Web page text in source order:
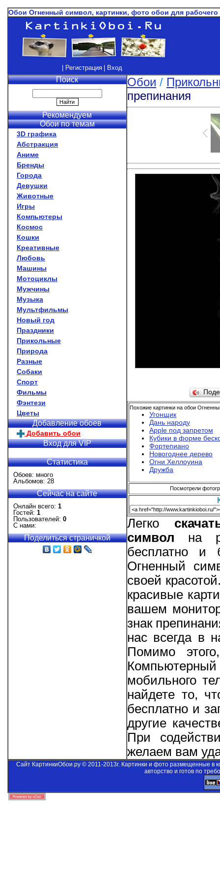
Обои Огненный символ, картинки, фото обои для
| Регистрация | Вход
Поиск
Рекомендуем
Обои по темам
3D графика
Абстракция
Аниме
Бренды
Города
Девушки
Животные
Игры
Компьютеры
Космос
Кошки
Креативные
Любовь
Машины
Мотоциклы
Мужчины
Музыка
Мультфильмы
Новый год
Праздники
Прикольные
Природа
Разные
Собаки
Спорт
Фильмы
Фэнтези
Цветы
Добавление обоев
Добавить обои
Вход для VIP
Статистика
Обоев: много
Альбомов: 28
Сейчас на сайте
Онлайн всего: 1
Гостей: 1
Пользователей: 0
С нами:
Поделиться страничкой
Обои /
препинания
Похожие картинки на обои
Угонщик
Дань народу
Аpple под запретом
Кубики в форме
Фортепиано
Новогоднее дерево
Огни Хеллоуина
Дружба
Посмотрели
Легко
символ на
бесплатно и
Огненный
своей
красивые
вашем
знак
нас всегда в
Помимо
Компьютерный
мобильного
найдете то,
бесплатно и
другие
При
желаем вам
Сайт КартинкиОбои.ру © 2011-2013г. Картинки и фото размещенные в
авторство и готов по